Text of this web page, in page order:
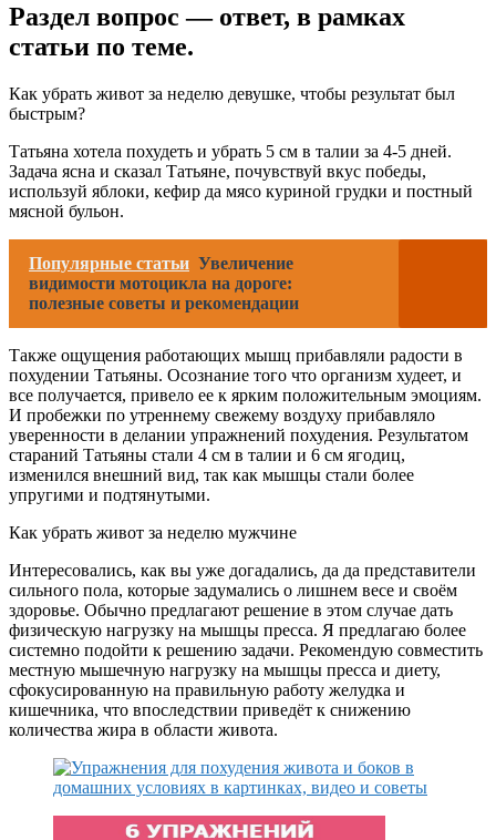
Раздел вопрос — ответ, в рамках
статьи по теме.
Как убрать живот за неделю девушке, чтобы результат был
быстрым?
Татьяна хотела похудеть и убрать 5 см в талии за 4-5 дней.
Задача ясна и сказал Татьяне, почувствуй вкус победы,
используй яблоки, кефир да мясо куриной грудки и постный
мясной бульон.
Популярные статьи Увеличение
видимости мотоцикла на дороге:
полезные советы и рекомендации
Также ощущения работающих мышц прибавляли радости в
похудении Татьяны. Осознание того что организм худеет, и
все получается, привело ее к ярким положительным эмоциям.
И пробежки по утреннему свежему воздуху прибавляло
уверенности в делании упражнений похудения. Результатом
стараний Татьяны стали 4 см в талии и 6 см ягодиц,
изменился внешний вид, так как мышцы стали более
упругими и подтянутыми.
Как убрать живот за неделю мужчине
Интересовались, как вы уже догадались, да да представители
сильного пола, которые задумались о лишнем весе и своём
здоровье. Обычно предлагают решение в этом случае дать
физическую нагрузку на мышцы пресса. Я предлагаю более
системно подойти к решению задачи. Рекомендую совместить
местную мышечную нагрузку на мышцы пресса и диету,
сфокусированную на правильную работу желудка и
кишечника, что впоследствии приведёт к снижению
количества жира в области живота.